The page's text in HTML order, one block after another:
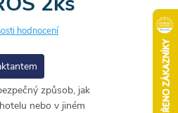
hodnocení
způsob, jak
nebo v jiném